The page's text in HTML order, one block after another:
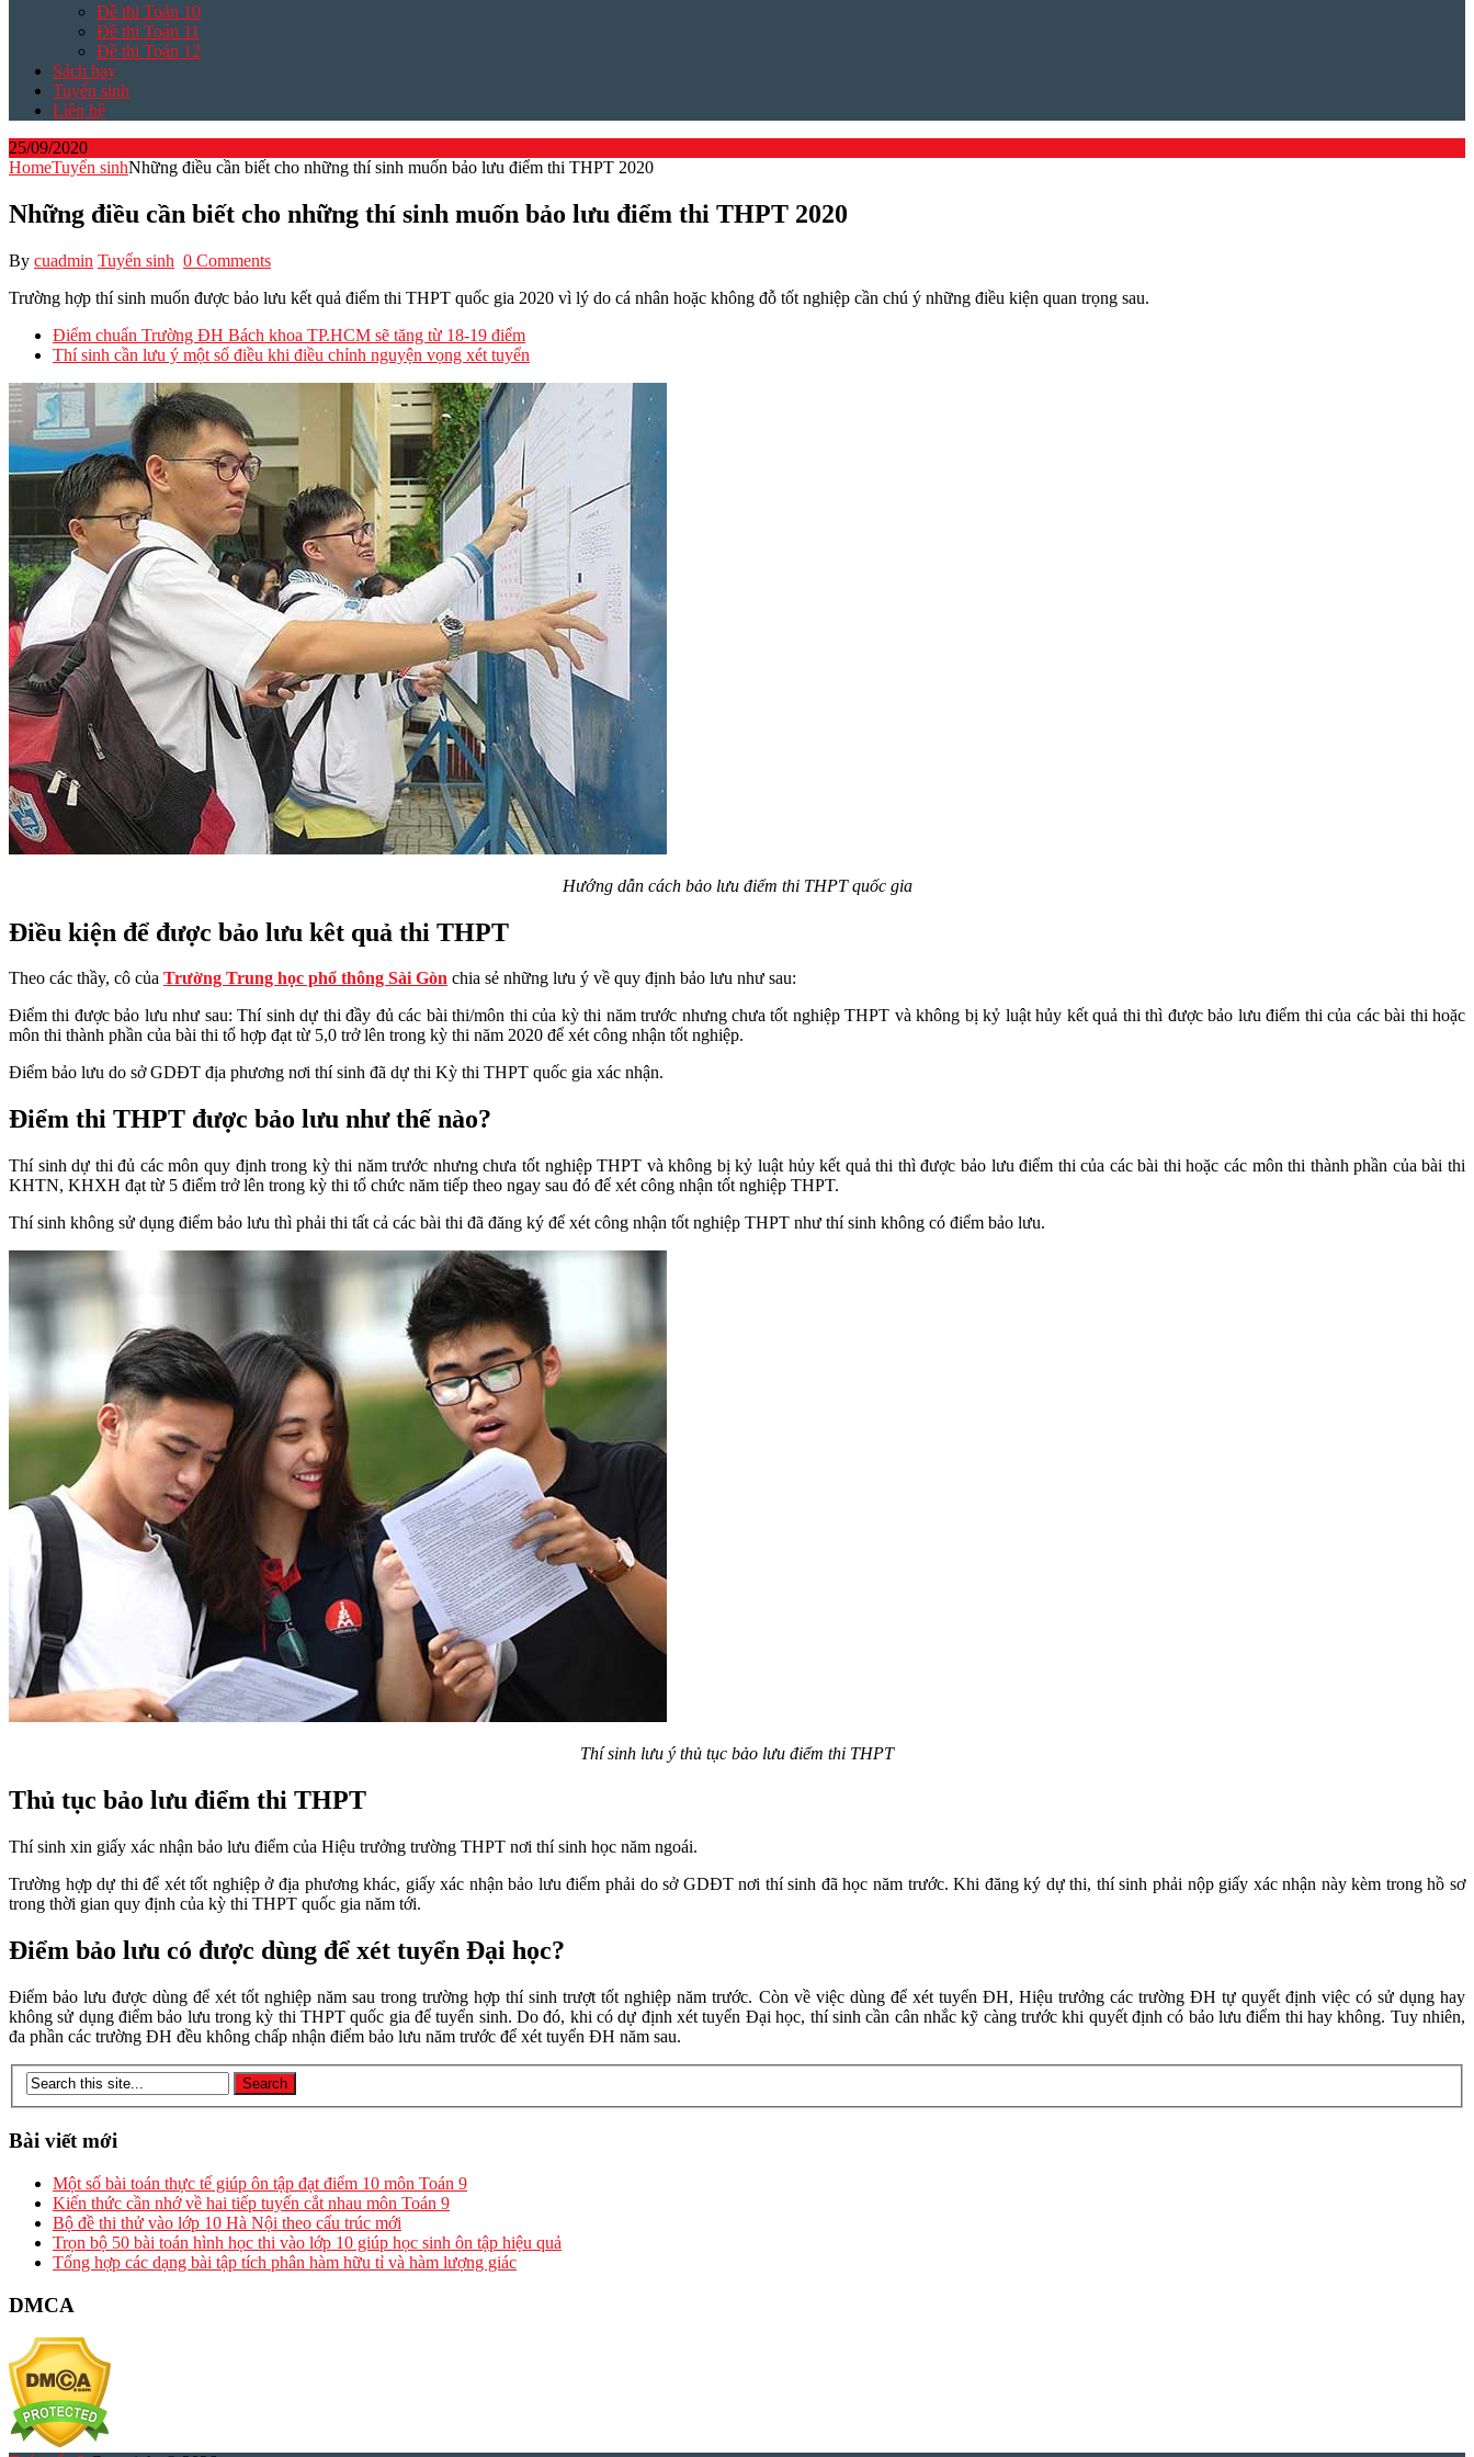
Đề thi Toán 10
Đề thi Toán 11
Đề thi Toán 12
Sách hay
Tuyển sinh
Liên hệ
25/09/2020
HomeTuyển sinhNhững điều cần biết cho những thí sinh muốn bảo lưu điểm thi THPT 2020
Những điều cần biết cho những thí sinh muốn bảo lưu điểm thi THPT 2020
By cuadmin Tuyển sinh 0 Comments
Trường hợp thí sinh muốn được bảo lưu kết quả điểm thi THPT quốc gia 2020 vì lý do cá nhân hoặc không đỗ tốt nghiệp cần chú ý những điều kiện quan trọng sau.
Điểm chuẩn Trường ĐH Bách khoa TP.HCM sẽ tăng từ 18-19 điểm
Thí sinh cần lưu ý một số điều khi điều chỉnh nguyện vọng xét tuyển
Hướng dẫn cách bảo lưu điểm thi THPT quốc gia
Điều kiện để được bảo lưu kêt quả thi THPT
Theo các thầy, cô của Trường Trung học phổ thông Sài Gòn chia sẻ những lưu ý về quy định bảo lưu như sau:
Điểm thi được bảo lưu như sau: Thí sinh dự thi đầy đủ các bài thi/môn thi của kỳ thi năm trước nhưng chưa tốt nghiệp THPT và không bị kỷ luật hủy kết quả thi thì được bảo lưu điểm thi của các bài thi hoặc
môn thi thành phần của bài thi tổ hợp đạt từ 5,0 trở lên trong kỳ thi năm 2020 để xét công nhận tốt nghiệp.
Điểm bảo lưu do sở GDĐT địa phương nơi thí sinh đã dự thi Kỳ thi THPT quốc gia xác nhận.
Điểm thi THPT được bảo lưu như thế nào?
Thí sinh dự thi đủ các môn quy định trong kỳ thi năm trước nhưng chưa tốt nghiệp THPT và không bị kỷ luật hủy kết quả thi thì được bảo lưu điểm thi của các bài thi hoặc các môn thi thành phần của bài thi
KHTN, KHXH đạt từ 5 điểm trở lên trong kỳ thi tổ chức năm tiếp theo ngay sau đó để xét công nhận tốt nghiệp THPT.
Thí sinh không sử dụng điểm bảo lưu thì phải thi tất cả các bài thi đã đăng ký để xét công nhận tốt nghiệp THPT như thí sinh không có điểm bảo lưu.
Thí sinh lưu ý thủ tục bảo lưu điểm thi THPT
Thủ tục bảo lưu điểm thi THPT
Thí sinh xin giấy xác nhận bảo lưu điểm của Hiệu trưởng trường THPT nơi thí sinh học năm ngoái.
Trường hợp dự thi để xét tốt nghiệp ở địa phương khác, giấy xác nhận bảo lưu điểm phải do sở GDĐT nơi thí sinh đã học năm trước. Khi đăng ký dự thi, thí sinh phải nộp giấy xác nhận này kèm trong hồ sơ
trong thời gian quy định của kỳ thi THPT quốc gia năm tới.
Điểm bảo lưu có được dùng để xét tuyển Đại học?
Điểm bảo lưu được dùng để xét tốt nghiệp năm sau trong trường hợp thí sinh trượt tốt nghiệp năm trước. Còn về việc dùng để xét tuyển ĐH, Hiệu trưởng các trường ĐH tự quyết định việc có sử dụng hay
không sử dụng điểm bảo lưu trong kỳ thi THPT quốc gia để tuyển sinh. Do đó, khi có dự định xét tuyển Đại học, thí sinh cần cân nhắc kỹ càng trước khi quyết định có bảo lưu điểm thi hay không. Tuy nhiên,
đa phần các trường ĐH đều không chấp nhận điểm bảo lưu năm trước để xét tuyển ĐH năm sau.
Bài viết mới
Một số bài toán thực tế giúp ôn tập đạt điểm 10 môn Toán 9
Kiến thức cần nhớ về hai tiếp tuyến cắt nhau môn Toán 9
Bộ đề thi thử vào lớp 10 Hà Nội theo cấu trúc mới
Trọn bộ 50 bài toán hình học thi vào lớp 10 giúp học sinh ôn tập hiệu quả
Tổng hợp các dạng bài tập tích phân hàm hữu tỉ và hàm lượng giác
DMCA